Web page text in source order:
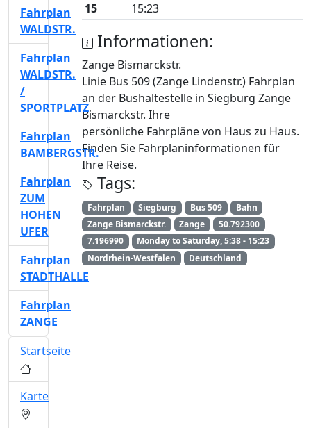
15
15:23
Informationen:
Zange Bismarckstr.
Linie Bus 509 (Zange Lindenstr.) Fahrplan
an der Bushaltestelle in Siegburg Zange
Bismarckstr. Ihre
persönliche Fahrpläne von Haus zu Haus.
Finden Sie Fahrplaninformationen für
Ihre Reise.
Tags:
Fahrplan Siegburg Bus 509
Bahn
Zange Bismarckstr.
Zange
50.792300
7.196990
Monday to Saturday, 5:38 - 15:23
Nordrhein-Westfalen
Deutschland
Fahrplan
WALDSTR.
Fahrplan
WALDSTR.
/
SPORTPLATZ
Fahrplan
BAMBERGSTR.
Fahrplan
ZUM
HOHEN
UFER
Fahrplan
STADTHALLE
Fahrplan
ZANGE
Startseite
Karte